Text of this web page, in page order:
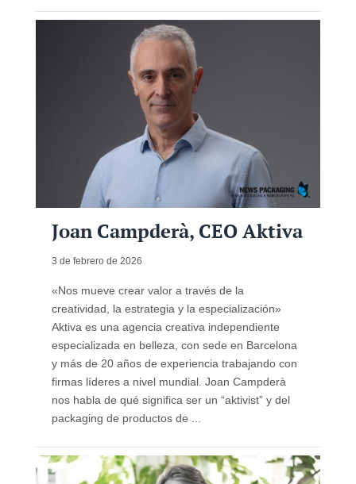
Joan Campderà, CEO Aktiva
3 de febrero de 2026
«Nos mueve crear valor a través de la
creatividad, la estrategia y la especialización»
Aktiva es una agencia creativa independiente
especializada en belleza, con sede en Barcelona
y más de 20 años de experiencia trabajando con
firmas líderes a nivel mundial. Joan Campderà
nos habla de qué significa ser un “aktivist” y del
packaging de productos de ...